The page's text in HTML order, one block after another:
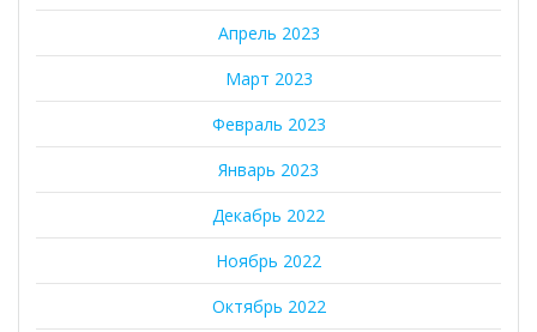
Апрель 2023
Март 2023
Февраль 2023
Январь 2023
Декабрь 2022
Ноябрь 2022
Октябрь 2022